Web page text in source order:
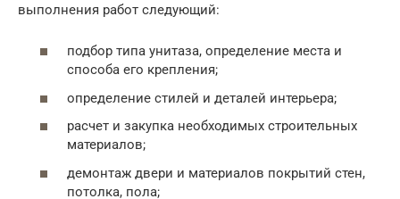
выполнения работ следующий:
подбор типа унитаза, определение места и
способа его крепления;
определение стилей и деталей интерьера;
расчет и закупка необходимых строительных
материалов;
демонтаж двери и материалов покрытий стен,
потолка, пола;